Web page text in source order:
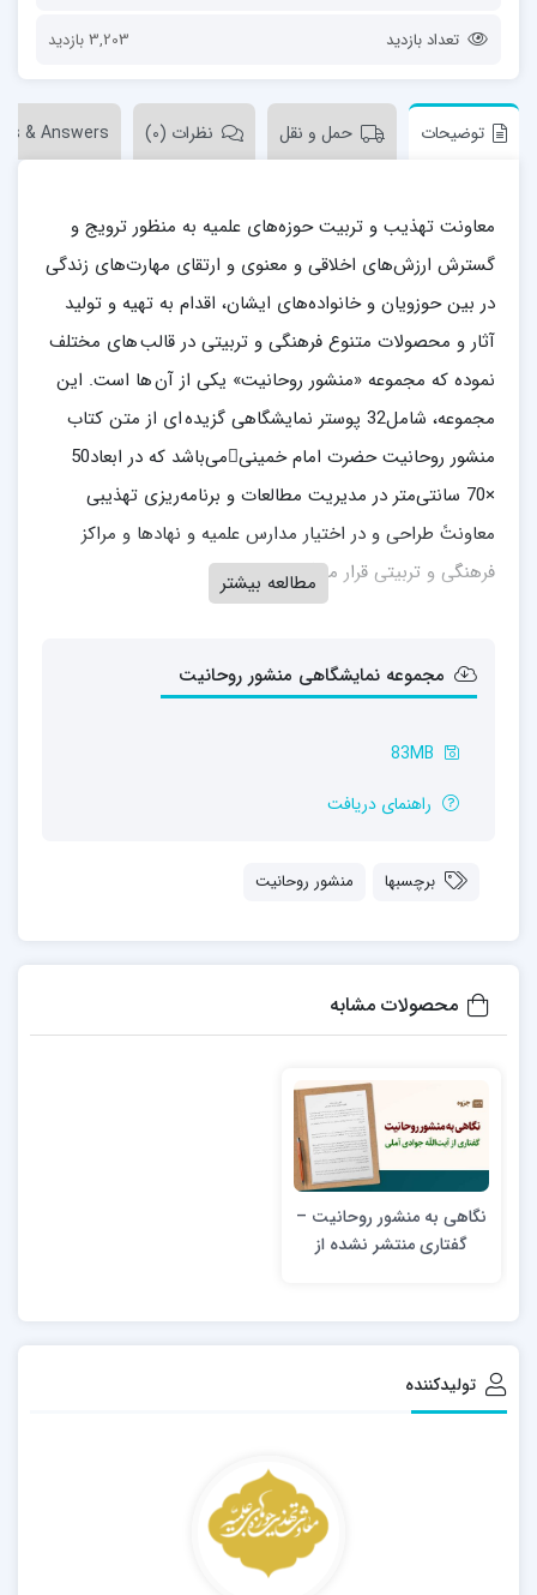
تعداد بازدید 3,203 بازدید
توضیحات حمل و نقل نظرات (0) & Answers
معاونت تهذیب و تربیت حوزه‌های علمیه به منظور ترویج و
گسترش ارزش‌های اخلاقی و معنوی و ارتقای مهارت‌های زندگی
در بین حوزویان و خانواده‌های ایشان، اقدام به تهیه و تولید
آثار و محصولات متنوع فرهنگی و تربیتی در قالب های مختلف
نموده که مجموعه «منشور روحانیت» یکی از آن ها است. این
مجموعه، شامل32 پوستر نمایشگاهی گزیده ای از متن کتاب
منشور روحانیت حضرت امام خمینیمی‌باشد که در ابعاد50
×70 سانتی‌متر در مدیریت مطالعات و برنامه‌ریزی تهذیبی
معاونتً طراحی و در اختیار مدارس علمیه و نهادها و مراکز
فرهنگی و تربیتی قرار می‌گیرد.مطالعه بیشتر
مجموعه نمایشگاهی منشور روحانیت
83MB
راهنمای دریافت
برچسبها منشور روحانیت
محصولات مشابه
نگاهی به منشور روحانیت –
گفتاری منتشر نشده از
تولیدکننده